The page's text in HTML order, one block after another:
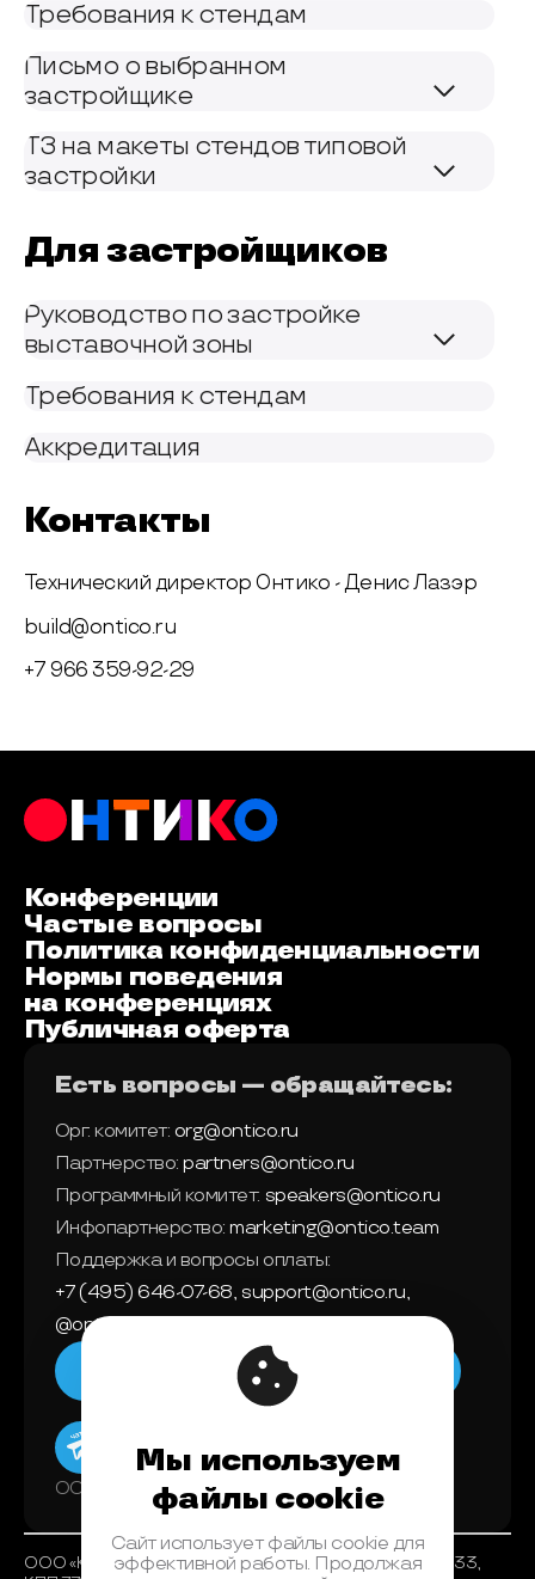
Требования к стендам
Письмо о выбранном
застройщике
ТЗ на макеты стендов типовой
застройки
Для застройщиков
Руководство по застройке
выставочной зоны
Требования к стендам
Аккредитация
Контакты
Технический директор Онтико - Денис Лазэр
build@ontico.ru
+7 966 359-92-29
Конференции
Частые вопросы
Политика конфиденциальности
Нормы поведения
на конференциях
Публичная оферта
Есть вопросы — обращайтесь:
Орг. комитет: org@ontico.ru
Партнерство: partners@ontico.ru
Программный комитет: speakers@ontico.ru
Инфопартнерство: marketing@ontico.team
Поддержка и вопросы оплаты:
+7 (495) 646-07-68, support@ontico.ru,
@ontico_support
Мы в телеграм
ООО «Конференции Олега Бунина»
ООО «Конференции Олега Бунина», ИНН 7733863233,
Мы используем
файлы cookie
Сайт использует файлы cookie для
эффективной работы. Продолжая